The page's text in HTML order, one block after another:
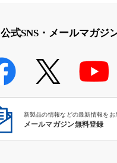
公式SNS・メールマガジ
新製品の情報などの最新情報をお
メールマガジン無料登録